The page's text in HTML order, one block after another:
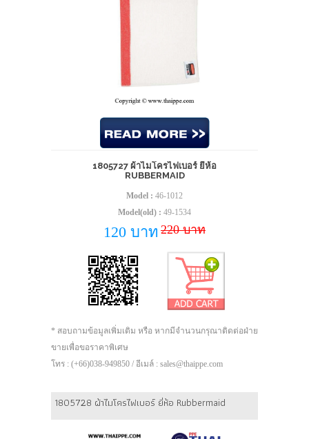
1805727 ผ้าไมโครไฟเบอร์ ยี่ห้อ
RUBBERMAID
Model : 46-1012
Model(old) : 49-1534
120 บาท 220 บาท
* สอบถามข้อมูลเพิ่มเติม หรือ หากมีจำนวนกรุณาติดต่อฝ่าย
ขายเพื่อขอราคาพิเศษ
โทร : (+66)038-949850 / อีเมล์ : sales@thaippe.com
1805728 ผ้าไมโครไฟเบอร์ ยี่ห้อ Rubbermaid